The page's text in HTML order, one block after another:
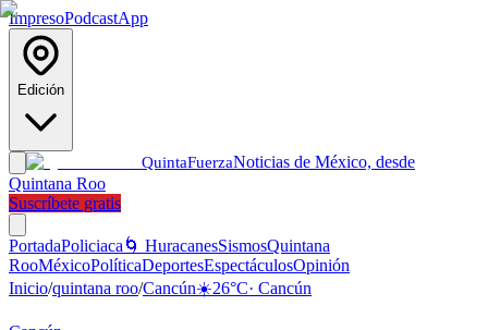
ImpresoPodcastApp
Edición
QuintaFuerzaNoticias de México, desde
Quintana Roo
Suscríbete gratis
PortadaPoliciaca 🌀 HuracanesSismosQuintana
RooMéxicoPolíticaDeportesEspectáculosOpinión
Inicio/quintana roo/Cancún☀️26°C· Cancún